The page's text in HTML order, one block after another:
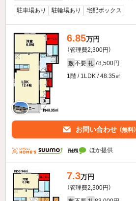
駐車場あり 駐輪場あり 宅配ボックス
6.85万円
（管理費2,300円）
敷 不要 礼 78,500円
1階 / 1LDK / 48.35㎡
お問い合わせ （無料）
ほか提供
7.3万円
（管理費2,300円）